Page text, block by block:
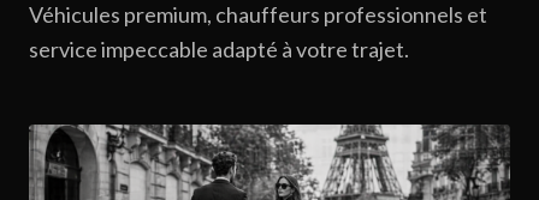
Véhicules premium, chauffeurs professionnels et
service impeccable adapté à votre trajet.